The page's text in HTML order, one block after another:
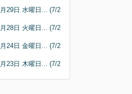
29日 水曜日... (7/2
28日 火曜日... (7/2
24日 金曜日... (7/2
23日 木曜日... (7/2